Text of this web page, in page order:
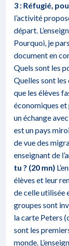
3 : Réfugié,
l’activité
départ.
Pourquoi, je
document en
Quels sont les
Quelles sont les
que les élèves
économiques et
un échange
est un pays
de vue des
enseignant de
tu ? (20 mn)
élèves et leur
de celle utilisée
groupes sont
la carte Peters
sont les
monde.